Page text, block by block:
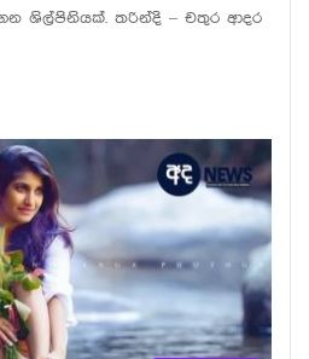
ශිල්පිනියක්. තරින්දි – චතුර ආදර